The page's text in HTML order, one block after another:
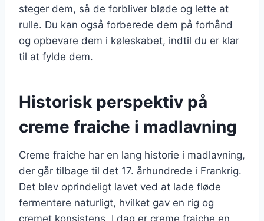
steger dem, så de forbliver bløde og lette at
rulle. Du kan også forberede dem på forhånd
og opbevare dem i køleskabet, indtil du er klar
til at fylde dem.
Historisk perspektiv på
creme fraiche i madlavning
Creme fraiche har en lang historie i madlavning,
der går tilbage til det 17. århundrede i Frankrig.
Det blev oprindeligt lavet ved at lade fløde
fermentere naturligt, hvilket gav en rig og
cremet konsistens. I dag er creme fraiche en